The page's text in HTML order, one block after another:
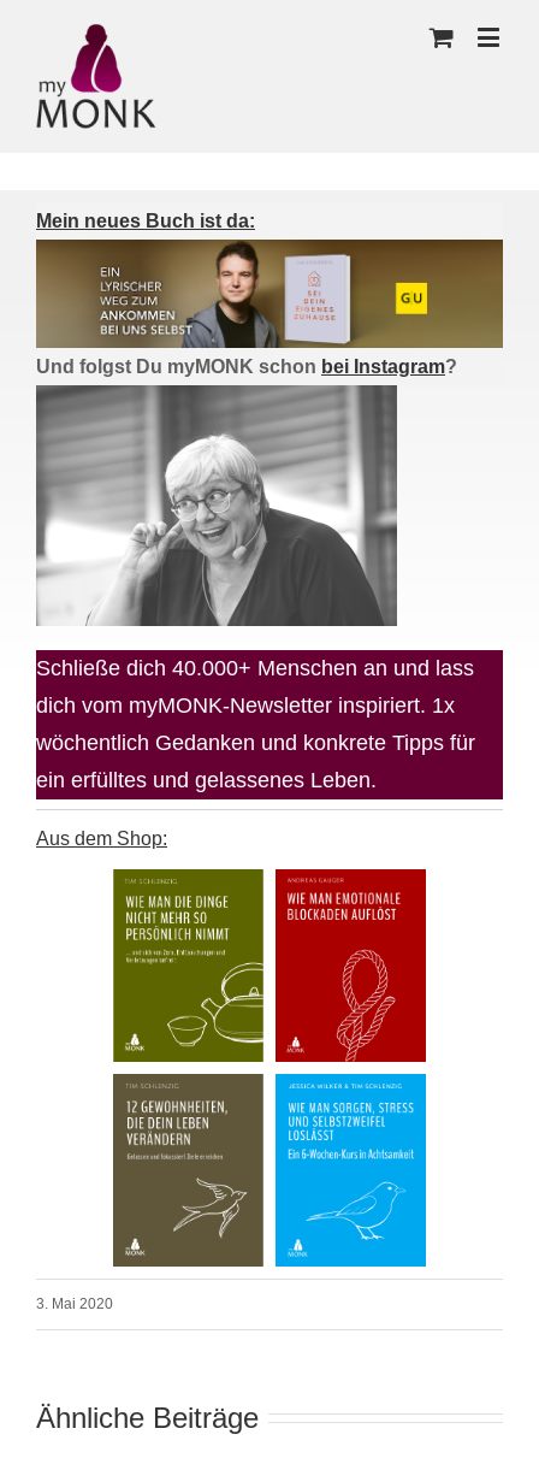
Mein neues Buch ist da:
Und folgst Du myMONK schon bei Instagram?
Schließe dich 40.000+ Menschen an und lass
dich vom myMONK-Newsletter inspiriert. 1x
wöchentlich Gedanken und konkrete Tipps für
ein erfülltes und gelassenes Leben.
Aus dem Shop:
3. Mai 2020
Ähnliche Beiträge